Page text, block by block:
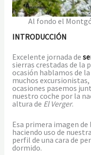
Al fondo el
INTRODUCCIÓN
Excelente jornada de
sierras crestadas de la
ocasión hablamos de la
muchos
ocasiones pasemos
nuestro coche por la
altura de El Verger.
Esa primera imagen de
haciendo uso de
perfil de una cara de
dormido.